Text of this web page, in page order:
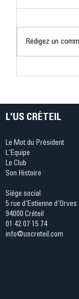
Ping ?
Rédigez un
L'US CRÉTEIL
Le Mot du Président
L'Equipe
Le Club
Son Histoire
Siège social
5 rue d'Estienne d'Orves
94000 Créteil
01 42 07 15 74
info@uscreteil.com